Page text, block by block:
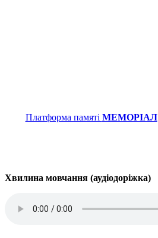
Платформа памяті МЕМОРІАЛ
Хвилина мовчання (аудіодоріжка)